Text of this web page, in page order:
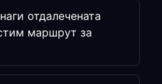
отдалечената
маршрут за